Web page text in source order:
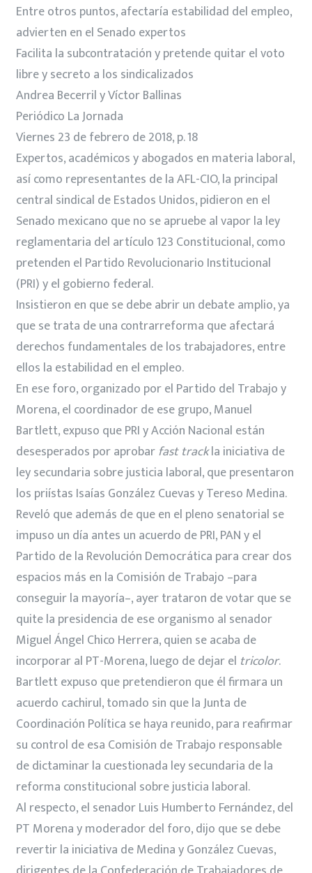
Entre otros puntos, afectaría estabilidad del empleo,
advierten en el Senado expertos
Facilita la subcontratación y pretende quitar el voto
libre y secreto a los sindicalizados
Andrea Becerril y Víctor Ballinas
Periódico La Jornada
Viernes 23 de febrero de 2018, p. 18
Expertos, académicos y abogados en materia laboral,
así como representantes de la AFL-CIO, la principal
central sindical de Estados Unidos, pidieron en el
Senado mexicano que no se apruebe al vapor la ley
reglamentaria del artículo 123 Constitucional, como
pretenden el Partido Revolucionario Institucional
(PRI) y el gobierno federal.
Insistieron en que se debe abrir un debate amplio, ya
que se trata de una contrarreforma que afectará
derechos fundamentales de los trabajadores, entre
ellos la estabilidad en el empleo.
En ese foro, organizado por el Partido del Trabajo y
Morena, el coordinador de ese grupo, Manuel
Bartlett, expuso que PRI y Acción Nacional están
desesperados por aprobarfast trackla iniciativa de
ley secundaria sobre justicia laboral, que presentaron
los priístas Isaías González Cuevas y Tereso Medina.
Reveló que además de que en el pleno senatorial se
impuso un día antes un acuerdo de PRI, PAN y el
Partido de la Revolución Democrática para crear dos
espacios más en la Comisión de Trabajo –para
conseguir la mayoría–, ayer trataron de votar que se
quite la presidencia de ese organismo al senador
Miguel Ángel Chico Herrera, quien se acaba de
incorporar al PT-Morena, luego de dejar el tricolor.
Bartlett expuso que pretendieron que él firmara un
acuerdo cachirul, tomado sin que la Junta de
Coordinación Política se haya reunido, para reafirmar
su control de esa Comisión de Trabajo responsable
de dictaminar la cuestionada ley secundaria de la
reforma constitucional sobre justicia laboral.
Al respecto, el senador Luis Humberto Fernández, del
PT Morena y moderador del foro, dijo que se debe
revertir la iniciativa de Medina y González Cuevas,